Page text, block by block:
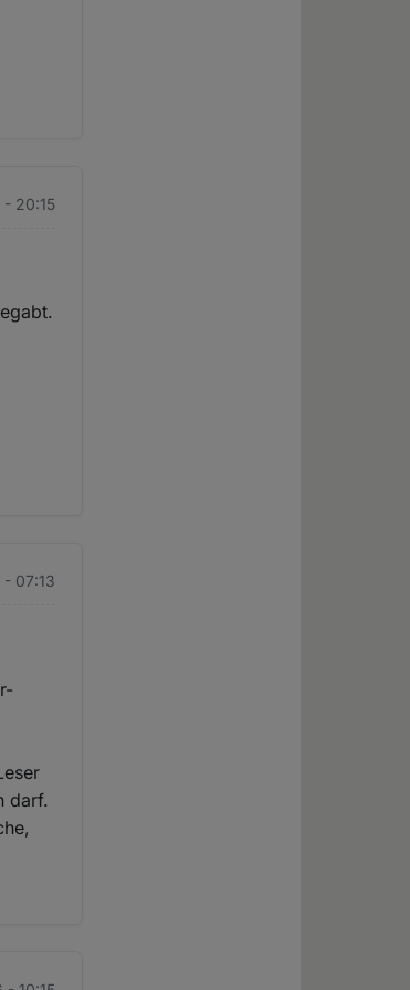
- 20:15
- 07:13
darf.